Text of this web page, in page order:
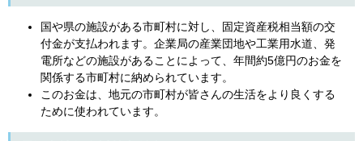
国や県の施設がある市町村に対し、固定資産税相当額の交
付金が支払われます。企業局の産業団地や工業用水道、発
電所などの施設があることによって、年間約5億円のお金を
関係する市町村に納められています。
このお金は、地元の市町村が皆さんの生活をより良くする
ために使われています。